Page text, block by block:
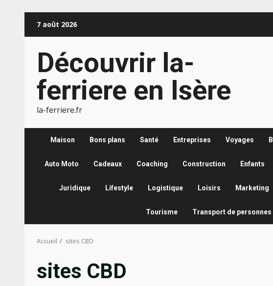
7 août 2026
Découvrir la-
ferriere en Isère
la-ferriere.fr
Maison Bons plans Santé Entreprises Voyages
Auto Moto Cadeaux Coaching Construction Enfants
Juridique Lifestyle Logistique Loisirs Marketing
Tourisme Transport de personnes
Accueil sites CBD
sites CBD